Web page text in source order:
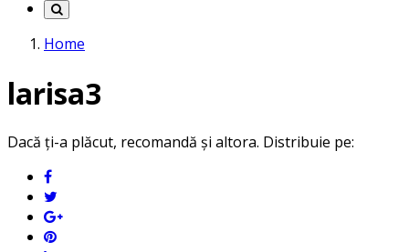
Home
larisa3
Dacă ți-a plăcut, recomandă și altora. Distribuie pe: